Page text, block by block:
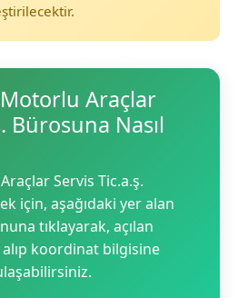
Araçlar
Bürosuna Nasıl
Servis Tic.a.ş.
için, aşağıdaki yer alan
tıklayarak, açılan
koordinat bilgisine